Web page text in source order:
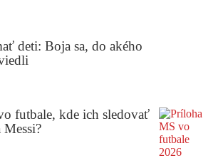
deti: Boja sa, do akého
futbale, kde ich sledovať